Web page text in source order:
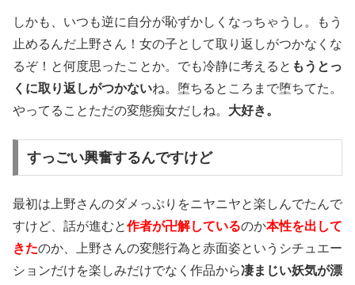
しかも、いつも逆に自分が恥ずかしくなっちゃうし。もう
止めるんだ上野さん！女の子として取り返しがつかなくな
るぞ！と何度思ったことか。でも冷静に考えると もうとっ
くに取り返しがつかないね。堕ちるところまで堕ちてた。
やってることただの変態痴女だしね。 大好き。
すっごい興奮するんですけど
最初は上野さんのダメっぷりをニヤニヤと楽しんでたんで
すけど、話が進むと作者が卍解しているのか本性を出して
きたのか、上野さんの変態行為と赤面姿というシチュエー
ションだけを楽しみだけでなく作品から凄まじい妖気が漂